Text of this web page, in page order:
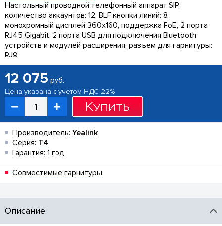
Настольный проводной телефонный аппарат SIP,
количество аккаунтов: 12, BLF кнопки линий: 8,
монохромный дисплей 360х160, поддержка PoE, 2 порта
RJ45 Gigabit, 2 порта USB для подключения Bluetooth
устройств и модулей расширения, разъем для гарнитуры:
RJ9
12 075 руб.
Цена указана с учетом НДС 22%
Купить
Производитель: Yealink
Серия: T4
Гарантия: 1 год
Совместимые гарнитуры
Описание